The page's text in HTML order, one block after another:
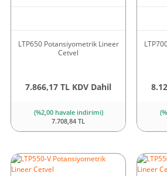
LTP650 Potansiyometrik Lineer
Cetvel
7.866,17 TL KDV Dahil
(%2,00 havale indirimi)
7.708,84 TL